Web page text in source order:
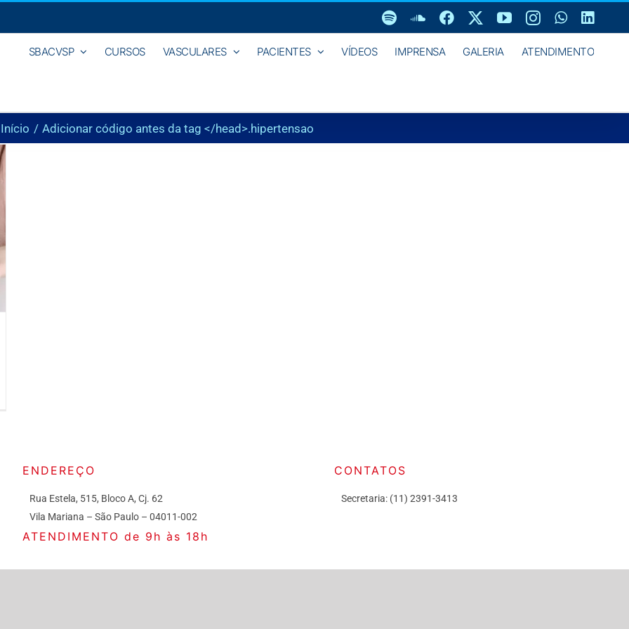
SpotifySoundCloud
FacebookYouTubeInstagram
SBACVSP CURSOS VASCULARES PACIENTES VÍDEOS IMPRENSA GALERIA ATENDIMENTO
Início Adicionar código antes da tag </head>.hipertensao
ENDEREÇO
Rua Estela, 515, Bloco A, Cj. 62
Vila Mariana – São Paulo – 04011-002
ATENDIMENTO de 9h às 18h
CONTATOS
Secretaria: (11) 2391-3413